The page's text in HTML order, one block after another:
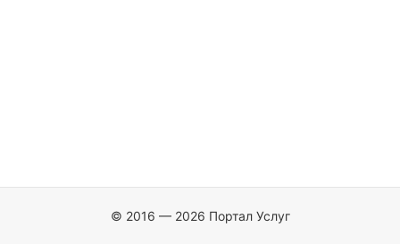
© 2016 — 2026 Портал Услуг